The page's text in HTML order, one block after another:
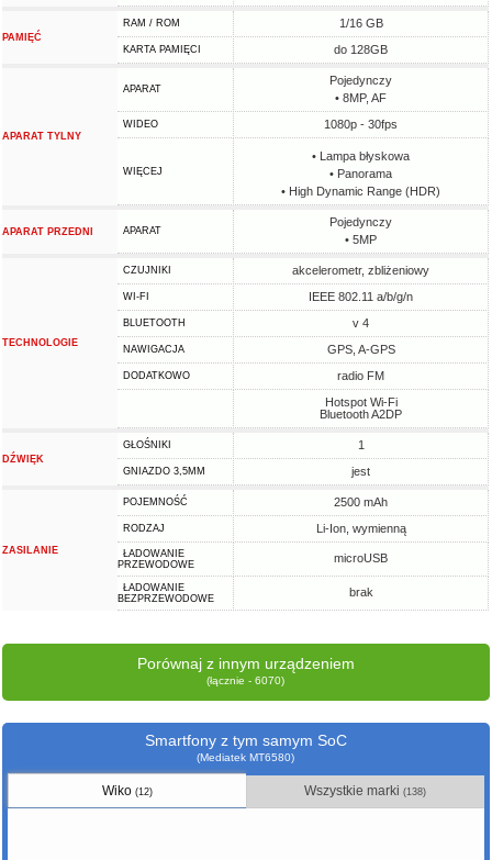
PAMIĘĆ
RAM / ROM 1/16 GB
KARTA PAMIĘCI do 128GB
APARAT TYLNY
APARAT
Pojedynczy
• 8MP, AF
WIDEO 1080p - 30fps
WIĘCEJ
• Lampa błyskowa
• Panorama
• High Dynamic Range (HDR)
APARAT PRZEDNI APARAT
Pojedynczy
• 5MP
TECHNOLOGIE
CZUJNIKI akcelerometr, zbliżeniowy
WI-FI IEEE 802.11 a/b/g/n
BLUETOOTH v 4
NAWIGACJA GPS, A-GPS
DODATKOWO
radio FM
Hotspot Wi-Fi
Bluetooth A2DP
DŹWIĘK
GŁOŚNIKI 1
GNIAZDO 3,5MM jest
ZASILANIE
POJEMNOŚĆ 2500 mAh
RODZAJ Li-Ion, wymienną
ŁADOWANIE
PRZEWODOWE
microUSB
ŁADOWANIE
BEZPRZEWODOWE
brak
Porównaj z innym urządzeniem
(łącznie - 6070)
Smartfony z tym samym SoC
(Mediatek MT6580)
Wiko (12) Wszystkie marki(138)